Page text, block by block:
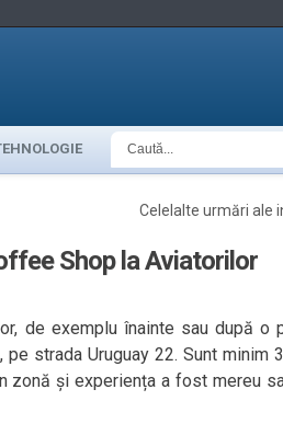
Celelalte urmări ale
Shop la Aviatorilor
de exemplu înainte sau după o
strada Uruguay 22. Sunt minim
zonă și experiența a fost mereu